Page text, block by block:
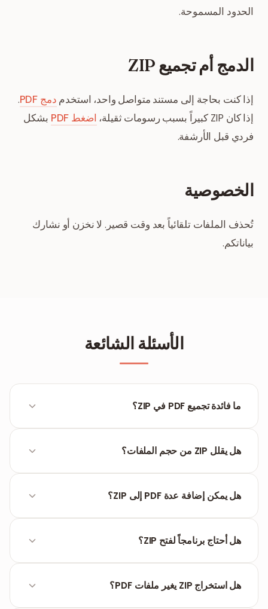
الحدود المسموحة.
الدمج أم تجميع ZIP
إذا كنت بحاجة إلى مستند متواصل واحد، استخدم دمج PDF
.
إذا كان ZIP كبيراً بسبب رسومات ثقيلة،
اضغط PDF
بشكل
فردي قبل الأرشفة.
الخصوصية
تُحذف الملفات تلقائياً بعد وقت قصير. لا نخزن أو نشارك
بياناتكم.
الأسئلة الشائعة
ما فائدة تجميع PDF في ZIP؟
لتسهيل التخزين والنقل.
هل يقلل ZIP من حجم الملفات؟
يكون تقليل الحجم ملحوظاً. لتقليل كبير استخدم ضاغط PDF
هل يمكن إضافة عدة PDF إلى ZIP؟
تجمعها في أرشيف ZIP واحد.
هل أحتاج برنامجاً لفتح ZIP؟
Android) تدعم استخراج ZIP بشكل أصلي.
هل استخراج ZIP يغير ملفات PDF؟